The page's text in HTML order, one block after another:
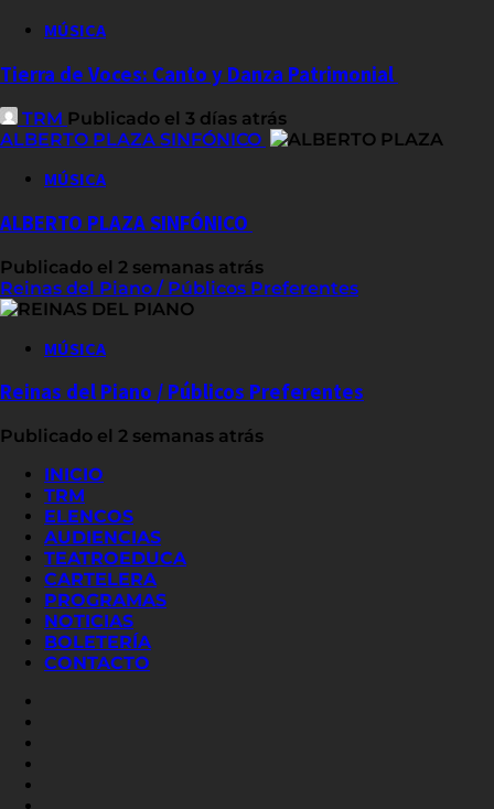
MÚSICA
Tierra de Voces: Canto y Danza Patrimonial
TRM Publicado el 3 días atrás
ALBERTO PLAZA SINFÓNICO
MÚSICA
ALBERTO PLAZA SINFÓNICO
Publicado el 2 semanas atrás
Reinas del Piano / Públicos Preferentes
MÚSICA
Reinas del Piano / Públicos Preferentes
Publicado el 2 semanas atrás
INICIO
TRM
ELENCOS
AUDIENCIAS
TEATROEDUCA
CARTELERA
PROGRAMAS
NOTICIAS
BOLETERÍA
CONTACTO